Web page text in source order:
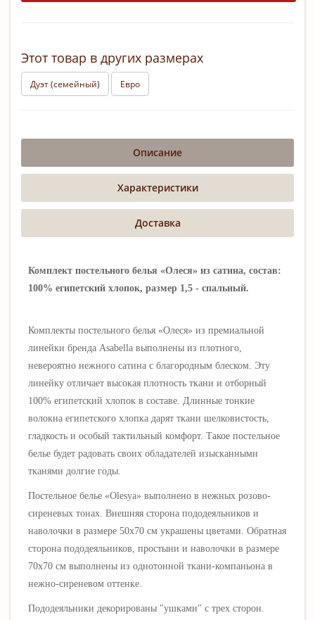
Этот товар в других размерах
Дуэт (семейный) Евро
Описание
Характеристики
Доставка
Комплект постельного белья «Олеся» из сатина, состав:
100% египетский хлопок, размер 1,5 - спальный.
Комплекты постельного белья «Олеся» из премиальной
линейки бренда Asabella выполнены из плотного,
невероятно нежного сатина с благородным блеском. Эту
линейку отличает высокая плотность ткани и отборный
100% египетский хлопок в составе. Длинные тонкие
волокна египетского хлопка дарят ткани шелковистость,
гладкость и особый тактильный комфорт. Такое постельное
белье будет радовать своих обладателей изысканными
тканями долгие годы.
Постельное белье «Olesya» выполнено в нежных розово-
сиреневых тонах. Внешняя сторона пододеяльников и
наволочки в размере 50х70 см украшены цветами. Обратная
сторона пододеяльников, простыни и наволочки в размере
70х70 см выполнены из однотонной ткани-компаньона в
нежно-сиреневом оттенке.
Пододеяльники декорированы "ушками" с трех сторон.